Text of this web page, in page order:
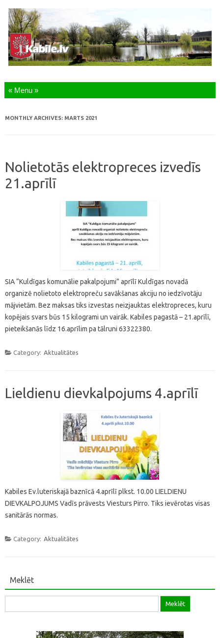
Skip to content
MONTHLY ARCHIVES: MARTS 2021
Nolietotās elektropreces izvedīs
21.aprīlī
SIA “Kuldīgas komunālie pakalpojumi” aprīlī Kuldīgas novadā
organizē nolietoto elektropreču savākšanas akciju no iedzīvotāju
mājvietām. Bez maksas tiks izvestas neizjauktas elektropreces, kuru
kopējais svars būs 15 kilogrami un vairāk. Kabiles pagastā – 21.aprīlī,
pieteikšanās līdz 16.aprīlim pa tālruni 63322380.
Category: Aktualitātes
Lieldienu dievkalpojums 4.aprīlī
Kabiles Ev.luteriskajā baznīcā 4.aprīlī plkst. 10.00 LIELDIENU
DIEVKALPOJUMS Vadīs prāvests Viesturs Pirro. Tiks ievērotas visas
sanitārās normas.
Category: Aktualitātes
Meklēt